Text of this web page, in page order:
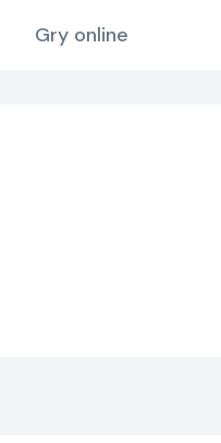
Gry online